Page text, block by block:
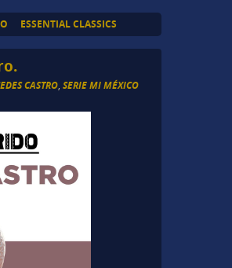
ESSENTIAL CLASSICS
CASTRO ,SERIE MI MÉXICO